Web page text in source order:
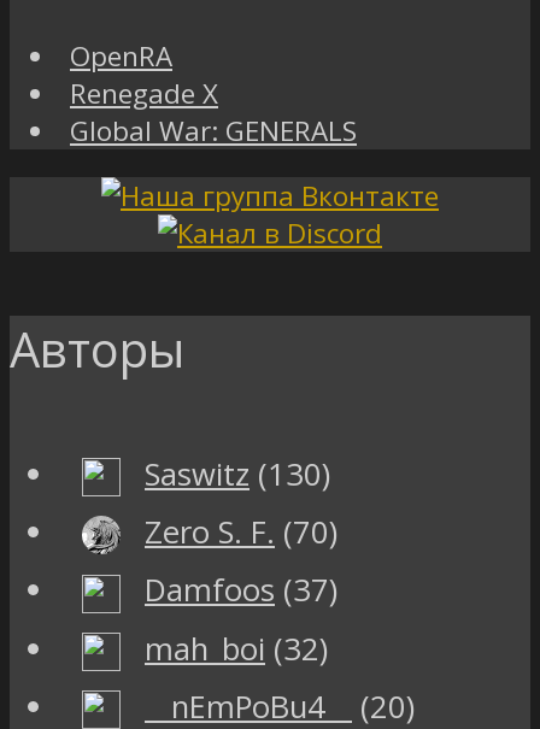
OpenRA
Renegade X
Global War: GENERALS
Авторы
Saswitz (130)
Zero S. F. (70)
Damfoos (37)
mah_boi (32)
__nEmPoBu4__
(20)